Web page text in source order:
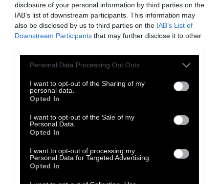
disclosure of your personal information by third parties on the
IAB’s list of downstream participants. This information may
also be disclosed by us to third parties on the IAB’s List of
Downstream Participants that may further disclose it to other
Personal Data Processing Opt Outs
I want to opt-out of the Sharing of my
personal data.
Opted In
I want to opt-out of the Sale of my
Personal Data.
Opted In
I want to opt-out of processing my
Personal Data for Targeted Advertising.
Opted In
Η L. Ziyal, με σπουδές στην οπτική
επικοινωνία, έχει ως αντικείμενο την
απόδοση σκέψεων μέσω εικόνων. Εργάζεται
στην κολεκτίβα παραγωγής περιεχομένου και
σχεδίου Infotext στο Βερολίνο.